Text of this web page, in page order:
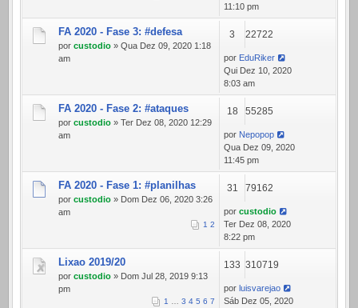
11:10 pm
FA 2020 - Fase 3: #defesa
por custodio » Qua Dez 09, 2020 1:18
am
3 22722
por EduRiker
Qui Dez 10, 2020
8:03 am
FA 2020 - Fase 2: #ataques
por custodio » Ter Dez 08, 2020 12:29
am
18 55285
por Nepopop
Qua Dez 09, 2020
11:45 pm
FA 2020 - Fase 1: #planilhas
por custodio » Dom Dez 06, 2020 3:26
am
1 2
31 79162
por custodio
Ter Dez 08, 2020
8:22 pm
Lixao 2019/20
por custodio » Dom Jul 28, 2019 9:13
pm
1 … 3 4 5 6 7
133 310719
por luisvarejao
Sáb Dez 05, 2020